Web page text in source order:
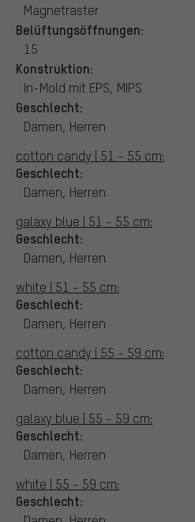
Magnetraster
Belüftungsöffnungen:
15
Konstruktion:
In-Mold mit EPS, MIPS
Geschlecht:
Damen, Herren
cotton candy | 51 - 55 cm:
Geschlecht:
Damen, Herren
galaxy blue | 51 - 55 cm:
Geschlecht:
Damen, Herren
white | 51 - 55 cm:
Geschlecht:
Damen, Herren
cotton candy | 55 - 59 cm:
Geschlecht:
Damen, Herren
galaxy blue | 55 - 59 cm:
Geschlecht:
Damen, Herren
white | 55 - 59 cm:
Geschlecht: